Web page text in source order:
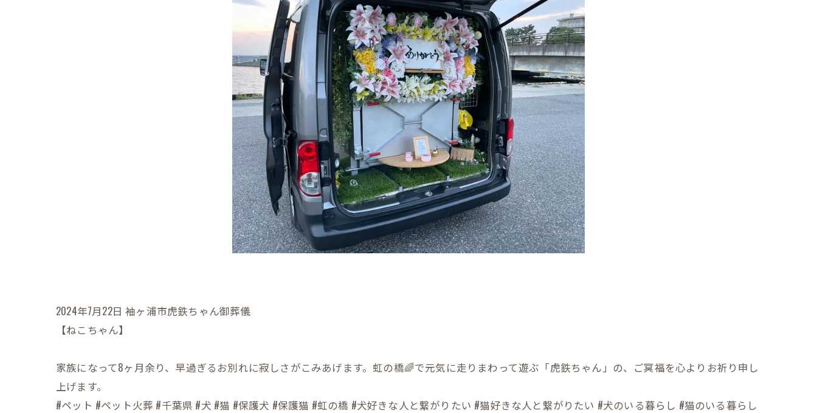
2024年7月22日 袖ヶ浦市虎鉄ちゃん御葬儀
【ねこちゃん】
家族になって8ヶ月余り、早過ぎるお別れに寂しさがこみあげます。虹の橋🌈で元気に走りまわって遊ぶ「虎鉄ちゃん」の、ご冥福を心よりお祈り申し
上げます。
#ペット #ペット火葬 #千葉県 #犬 #猫 #保護犬 #保護猫 #虹の橋 #犬好きな人と繋がりたい #猫好きな人と繋がりたい #犬のいる暮らし #猫のいる暮らし